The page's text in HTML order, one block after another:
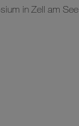
in Zell am See